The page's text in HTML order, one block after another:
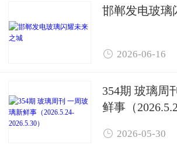
邯郸发电玻璃
 2026-06-16
354期 玻璃周
鲜事（
 2026-05-30